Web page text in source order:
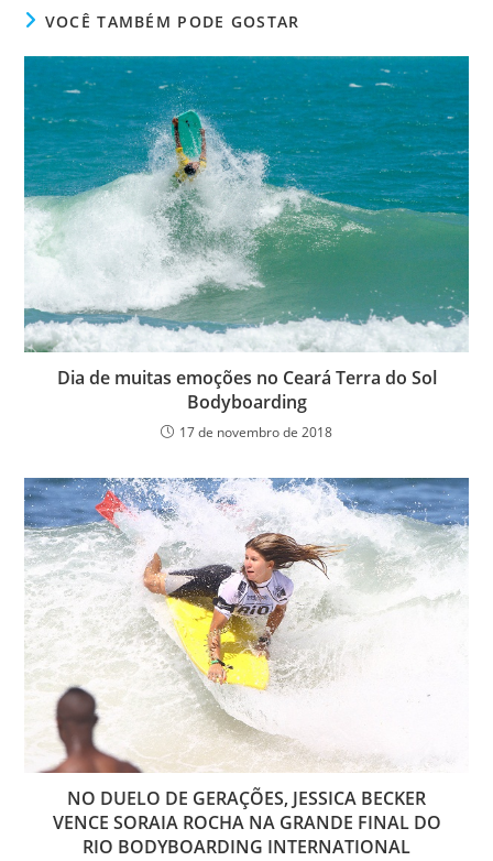
VOCÊ TAMBÉM PODE GOSTAR
Dia de muitas emoções no Ceará Terra do Sol
Bodyboarding
17 de novembro de 2018
NO DUELO DE GERAÇÕES, JESSICA BECKER
VENCE SORAIA ROCHA NA GRANDE FINAL DO
RIO BODYBOARDING INTERNATIONAL